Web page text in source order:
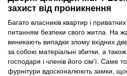
захист від проникнення
Багато власників квартир і
питанням безпеки свого житла. На
виникають випадки злому вхідних
за собою матеріальні збитки, а
господаря і членів його сім'ї. Саме
фурнітури вдосконалюють замки, щоб